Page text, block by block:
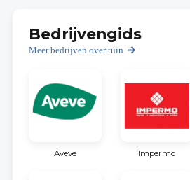
Bedrijvengids
Meer bedrijven over tuin
Aveve Impermo